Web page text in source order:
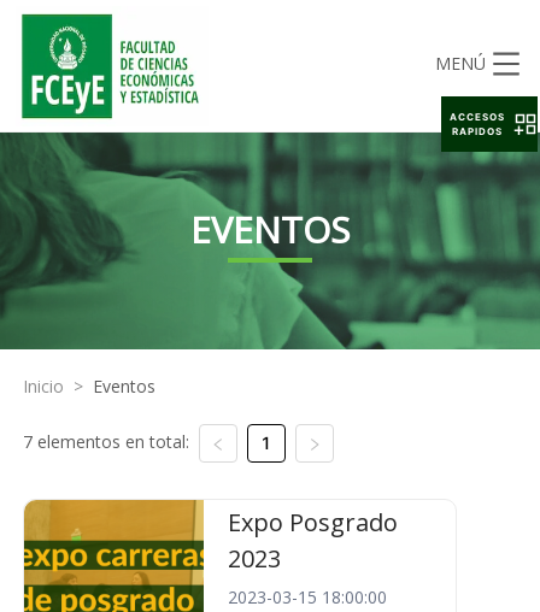
MENÚ
EVENTOS
Inicio > Eventos
7 elementos en total: 1
Expo Posgrado
2023
2023-03-15 18:00:00
ACCESOS
RAPIDOS